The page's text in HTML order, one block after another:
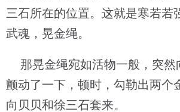
三石所在的位置。这就是寒若若
武魂，晃金绳。
那晃金绳宛如活物一般，突然
颤动了一下，顿时，勾勒出两个
向贝贝和徐三石套来。